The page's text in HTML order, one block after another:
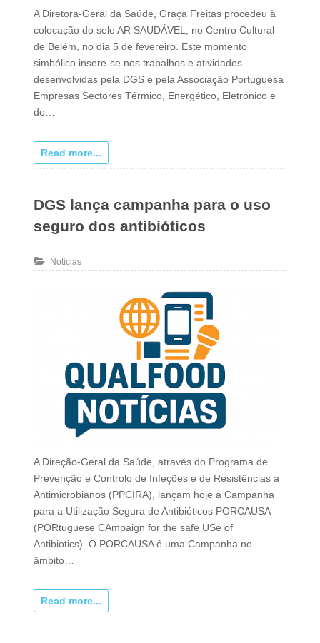
A Diretora-Geral da Saúde, Graça Freitas procedeu à
colocação do selo AR SAUDÁVEL, no Centro Cultural
de Belém, no dia 5 de fevereiro. Este momento
simbólico insere-se nos trabalhos e atividades
desenvolvidas pela DGS e pela Associação Portuguesa
Empresas Sectores Térmico, Energético, Eletrónico e
do…
Read more...
DGS lança campanha para o uso
seguro dos antibióticos
Notícias
A Direção-Geral da Saúde, através do Programa de
Prevenção e Controlo de Infeções e de Resistências a
Antimicrobianos (PPCIRA), lançam hoje a Campanha
para a Utilização Segura de Antibióticos PORCAUSA
(PORtuguese CAmpaign for the safe USe of
Antibiotics). O PORCAUSA é uma Campanha no
âmbito…
Read more...